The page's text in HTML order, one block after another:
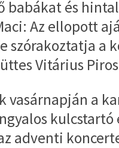
és
Az ellopott
szórakoztatja a
Vitárius
vasárnapján a
adventi